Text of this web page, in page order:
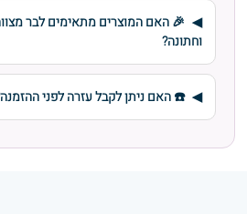
🎉 האם המוצרים מתאימים לבר
וחתונה?
☎️ האם ניתן לקבל עזרה לפני